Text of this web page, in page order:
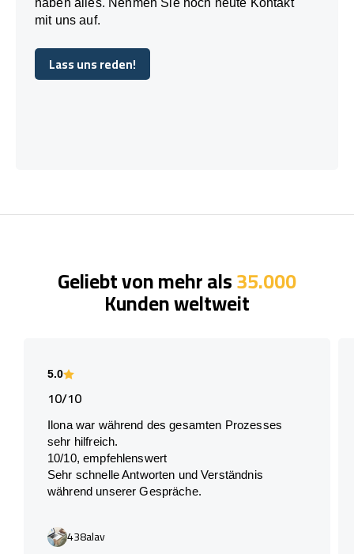
mit uns auf.
Lass uns reden!
Lass uns reden!
Geliebt von mehr als35.000
Kunden weltweit
5.0
10/10
Ilona war während des gesamten Prozesses
sehr hilfreich.
10/10, empfehlenswert
Sehr schnelle Antworten und Verständnis
während unserer Gespräche.
438alav